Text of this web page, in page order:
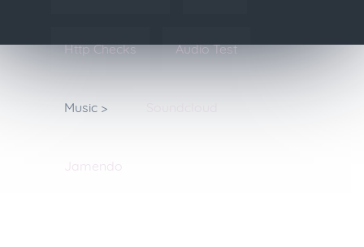
Http Checks Audio Test
Music >
Jamendo